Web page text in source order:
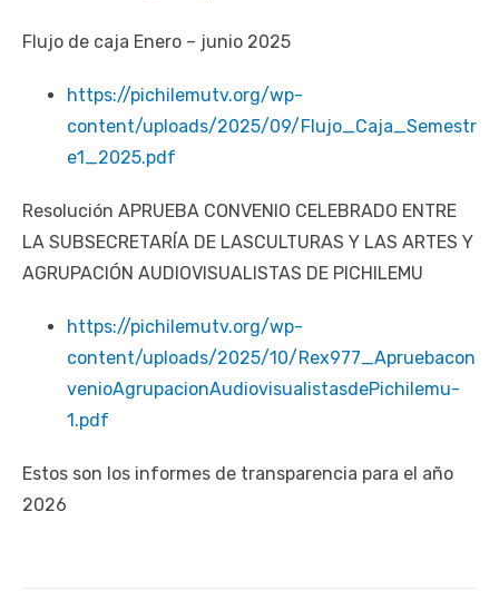
Flujo de caja Enero – junio 2025
https://pichilemutv.org/wp-
content/uploads/2025/09/Flujo_Caja_Semestr
e1_2025.pdf
Resolución APRUEBA CONVENIO CELEBRADO ENTRE
LA SUBSECRETARÍA DE LASCULTURAS Y LAS ARTES Y
AGRUPACIÓN AUDIOVISUALISTAS DE PICHILEMU
https://pichilemutv.org/wp-
content/uploads/2025/10/Rex977_Apruebacon
venioAgrupacionAudiovisualistasdePichilemu-
1.pdf
Estos son los informes de transparencia para el año
2026